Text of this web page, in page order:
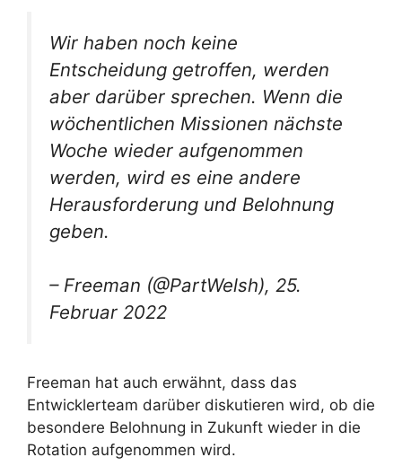
Wir haben noch keine
Entscheidung getroffen, werden
aber darüber sprechen. Wenn die
wöchentlichen Missionen nächste
Woche wieder aufgenommen
werden, wird es eine andere
Herausforderung und Belohnung
geben.
– Freeman (@PartWelsh), 25.
Februar 2022
Freeman hat auch erwähnt, dass das
Entwicklerteam darüber diskutieren wird, ob die
besondere Belohnung in Zukunft wieder in die
Rotation aufgenommen wird.